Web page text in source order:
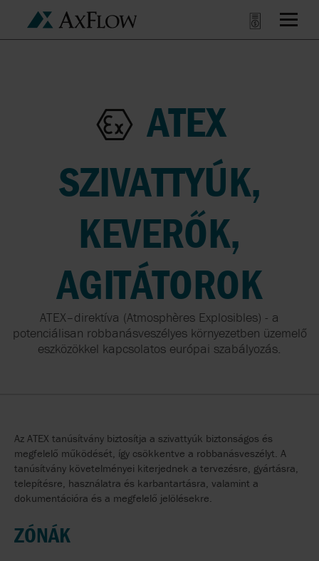
ATEX
SZIVATTYÚK,
KEVERŐK,
AGITÁTOROK
ATEX–direktíva (Atmosphères Explosibles) - a
potenciálisan robbanásveszélyes környezetben üzemelő
eszközökkel kapcsolatos európai szabályozás.
Az ATEX tanúsítvány biztosítja a szivattyúk biztonságos és
megfelelő működését, így csökkentve a robbanásveszélyt. A
tanúsítvány követelményei kiterjednek a tervezésre, gyártásra,
telepítésre, használatra és karbantartásra, valamint a
dokumentációra és a megfelelő jelölésekre.
ZÓNÁK